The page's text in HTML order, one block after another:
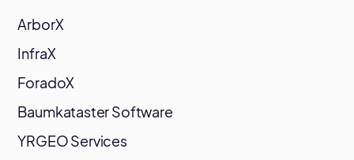
ArborX
InfraX
ForadoX
Baumkataster Software
YRGEO Services